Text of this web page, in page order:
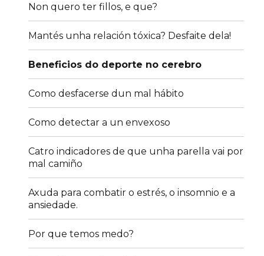
Non quero ter fillos, e que?
Mantés unha relación tóxica? Desfaite dela!
Beneficios do deporte no cerebro
Como desfacerse dun mal hábito
Como detectar a un envexoso
Catro indicadores de que unha parella vai por
mal camiño
Axuda para combatir o estrés, o insomnio e a
ansiedade.
Por que temos medo?